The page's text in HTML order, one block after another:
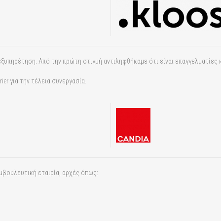
Από την πρώτη στιγμή αντιληφθήκαμε ότι είναι
για την τέλεια συνεργασία.
εταιρία, αρχές όπως: